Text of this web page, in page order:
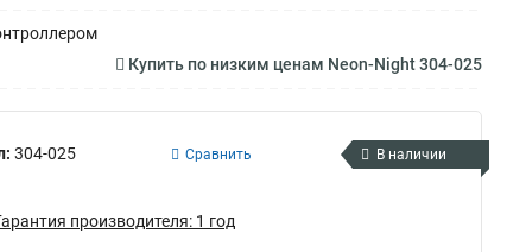
Купить по низким ценам Neon-Night 304-025
304-025 Сравнить В наличии
производителя: 1 год